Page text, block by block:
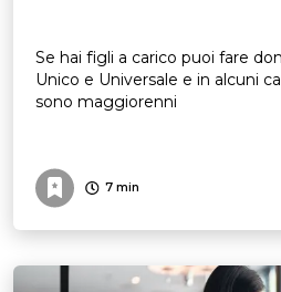
Se hai figli a carico puoi fare
Unico e Universale e in alcuni
sono maggiorenni
7 min